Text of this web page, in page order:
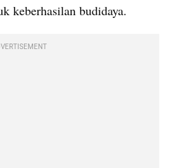
keberhasilan budidaya.